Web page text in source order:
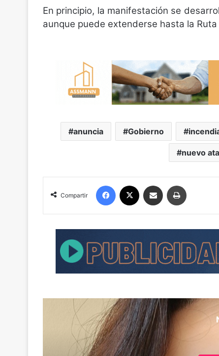
En principio, la manifestación se
aunque puede extenderse hasta la
anuncia Gobierno
nuevo
Compartir